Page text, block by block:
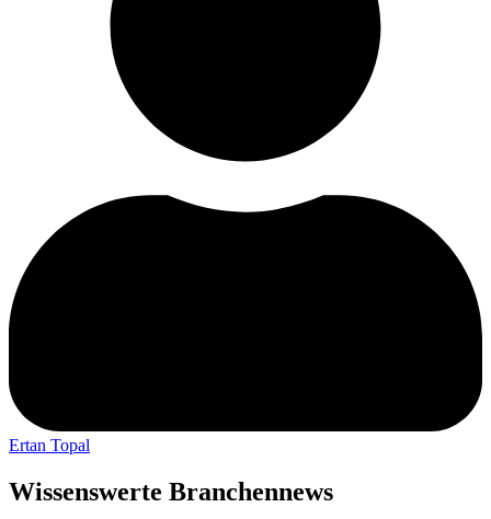
Ertan Topal
Wissenswerte Branchennews